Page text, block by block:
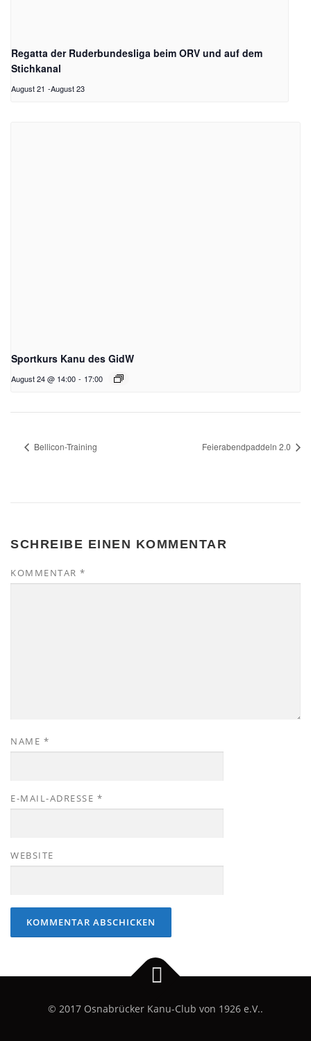
Regatta der Ruderbundesliga beim ORV und auf dem
Stichkanal
August 21 -August 23
Sportkurs Kanu des GidW
August 24 @ 14:00 - 17:00
Bellicon-Training Feierabendpaddeln 2.0
SCHREIBE EINEN KOMMENTAR
KOMMENTAR *
NAME *
E-MAIL-ADRESSE *
WEBSITE
© 2017 Osnabrücker Kanu-Club von 1926 e.V..